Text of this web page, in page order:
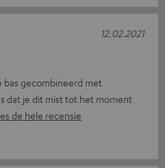
bas gecombineerd met
dat je dit mist tot het moment
de hele recensie
12.02.2021